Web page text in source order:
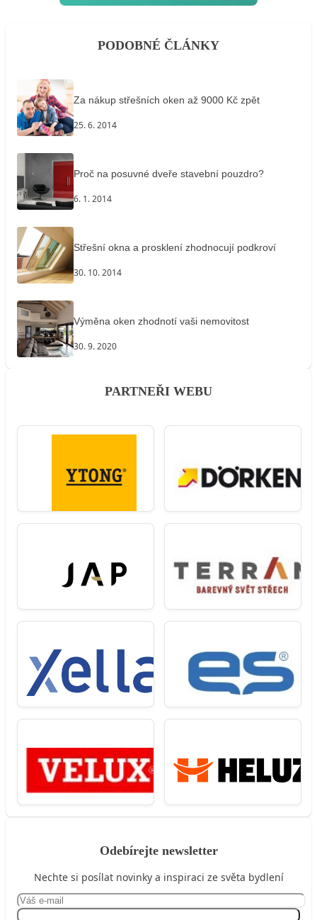
PODOBNÉ ČLÁNKY
Za nákup střešních oken až 9000 Kč zpět
25. 6. 2014
Proč na posuvné dveře stavební pouzdro?
6. 1. 2014
Střešní okna a prosklení zhodnocují podkroví
30. 10. 2014
Výměna oken zhodnotí vaši nemovitost
30. 9. 2020
PARTNEŘI WEBU
Odebírejte newsletter
Nechte si posílat novinky a inspiraci ze světa bydlení